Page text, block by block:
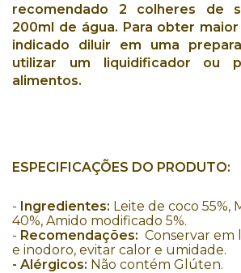
recomendado 2 colheres de
200ml de água. Para obter
indicado diluir em uma
utilizar um liquidificador ou
alimentos.
ESPECIFICAÇÕES DO PRODUTO:
- Ingredientes: Leite de coco 55%,
40%, Amido modificado 5%.
- Recomendações: Conservar em
e inodoro, evitar calor e umidade.
- Alérgicos: Não contém Glúten.